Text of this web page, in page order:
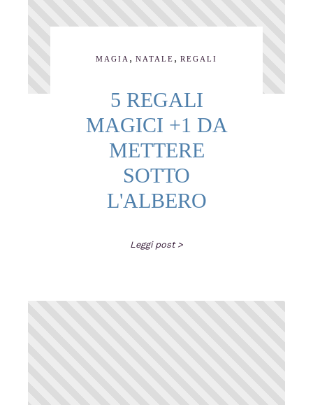
MAGIA , NATALE , REGALI
5 REGALI
MAGICI +1 DA
METTERE
SOTTO
L'ALBERO
Leggi post >